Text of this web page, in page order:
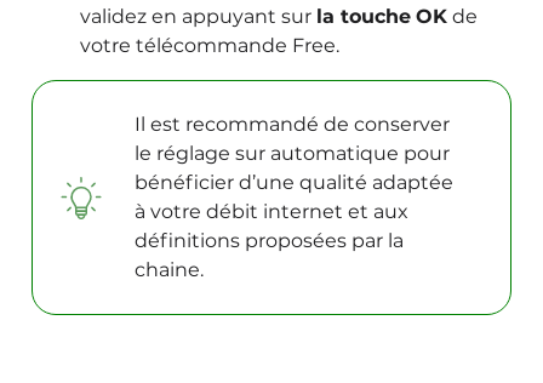
validez en appuyant sur la touche OK de
votre télécommande Free.
Il est recommandé de conserver
le réglage sur automatique pour
bénéficier d’une qualité adaptée
à votre débit internet et aux
définitions proposées par la
chaine.